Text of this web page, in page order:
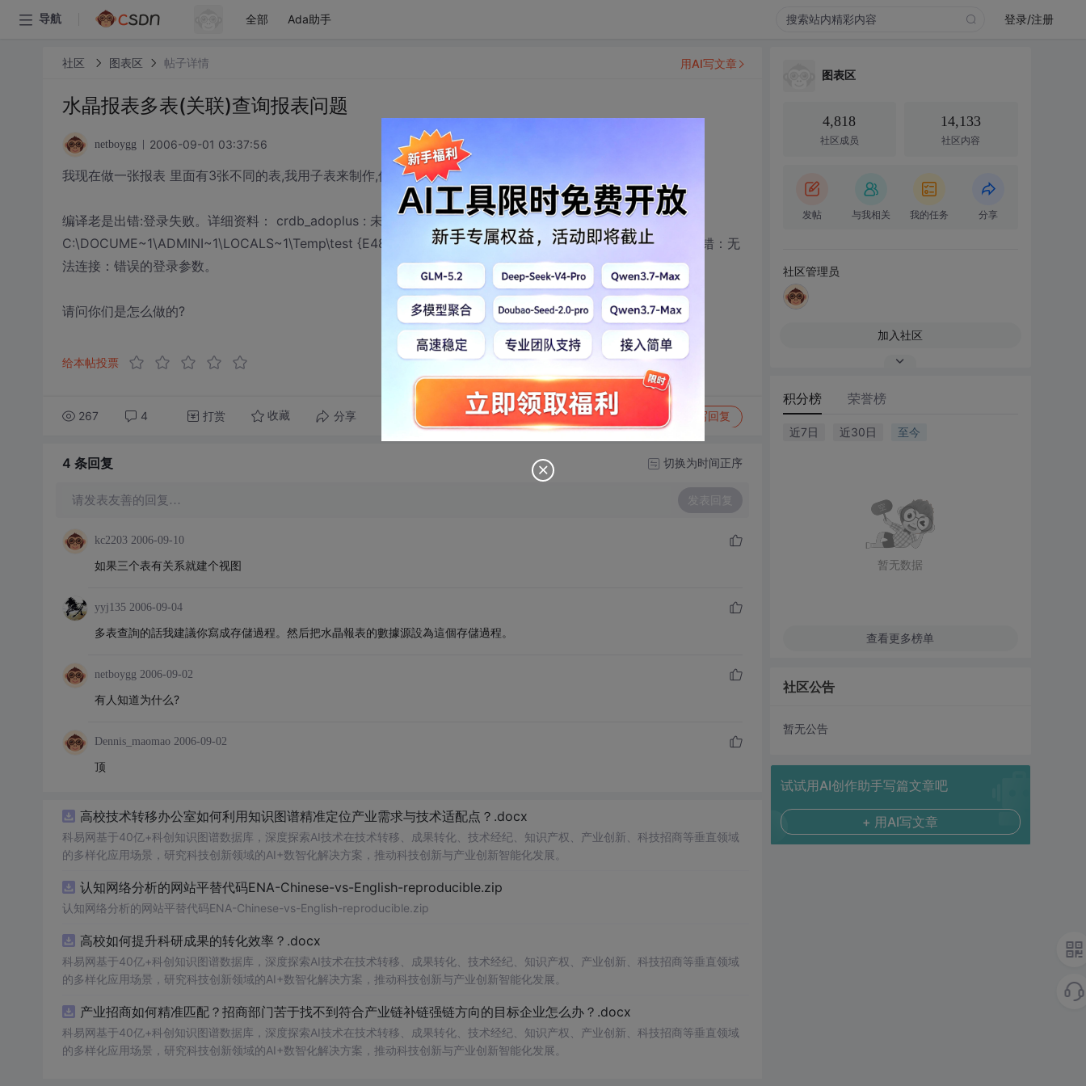
导航 全部 Ada助手 登录/注册
社区 图表区 帖子详情
水晶报表多表(关联)查询报表问题
netboygg 2006-09-01 03:37:56
我现在做一张报表 里面有3张不同的表,我用子表来制作,但是我不知道该怎么设置数据集和后台代码
编译老是出错:登录失败。详细资料： crdb_adoplus : 未将对象引用设置到对象的实例。文件
C:\DOCUME~1\ADMINI~1\LOCALS~1\Temp\test {E4870922-C8FB-409A-A5F9-52B3AAC726E3}.rpt 内出错：无
法连接：错误的登录参数。
请问你们是怎么做的?
给本帖投票
267 4 打赏 收藏 分享 转发到动态 举报 写回复
用AI写文章
4 条回复 切换为时间正序
请发表友善的回复… 发表回复
kc2203 2006-09-10
如果三个表有关系就建个视图
yyj135 2006-09-04
多表查詢的話我建議你寫成存儲過程。然后把水晶報表的數據源設為這個存儲過程。
netboygg 2006-09-02
有人知道为什么?
Dennis_maomao 2006-09-02
顶
高校技术转移办公室如何利用知识图谱精准定位产业需求与技术适配点？.docx
科易网基于40亿+科创知识图谱数据库，深度探索AI技术在技术转移、成果转化、技术经纪、知识产权、产业创新、科技招商等垂直领域
的多样化应用场景，研究科技创新领域的AI+数智化解决方案，推动科技创新与产业创新智能化发展。
认知网络分析的网站平替代码ENA-Chinese-vs-English-reproducible.zip
认知网络分析的网站平替代码ENA-Chinese-vs-English-reproducible.zip
高校如何提升科研成果的转化效率？.docx
科易网基于40亿+科创知识图谱数据库，深度探索AI技术在技术转移、成果转化、技术经纪、知识产权、产业创新、科技招商等垂直领域
的多样化应用场景，研究科技创新领域的AI+数智化解决方案，推动科技创新与产业创新智能化发展。
产业招商如何精准匹配？招商部门苦于找不到符合产业链补链强链方向的目标企业怎么办？.docx
科易网基于40亿+科创知识图谱数据库，深度探索AI技术在技术转移、成果转化、技术经纪、知识产权、产业创新、科技招商等垂直领域
的多样化应用场景，研究科技创新领域的AI+数智化解决方案，推动科技创新与产业创新智能化发展。
图表区
4,818
社区成员
14,133
社区内容
发帖 与我相关 我的任务 分享
社区管理员
加入社区
积分榜 荣誉榜
近7日 近30日 至今
暂无数据
查看更多榜单
社区公告
暂无公告
试试用AI创作助手写篇文章吧
+ 用AI写文章